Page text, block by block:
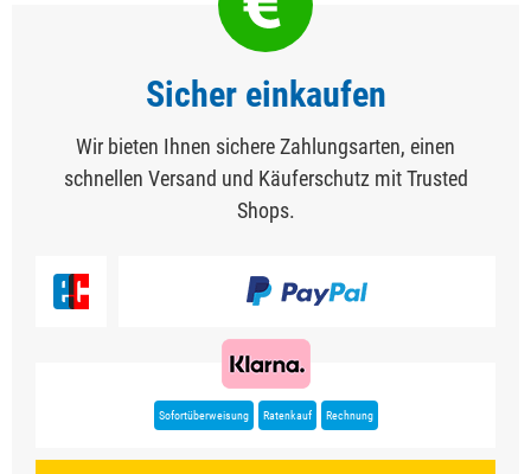
Sicher einkaufen
Wir bieten Ihnen sichere Zahlungsarten, einen
schnellen Versand und Käuferschutz mit Trusted
Shops.
Sofortüberweisung Ratenkauf Rechnung